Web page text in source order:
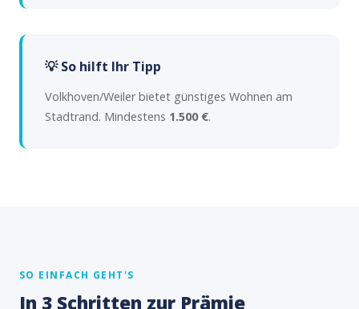
💡 So hilft Ihr Tipp
Volkhoven/Weiler bietet günstiges Wohnen am
Stadtrand. Mindestens 1.500 €.
SO EINFACH GEHT'S
In 3 Schritten zur Prämie